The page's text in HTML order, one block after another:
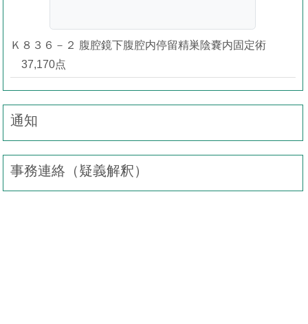
Ｋ８３６－２ 腹腔鏡下腹腔内停留精巣陰嚢内固定術
37,170点
通知
事務連絡（疑義解釈）